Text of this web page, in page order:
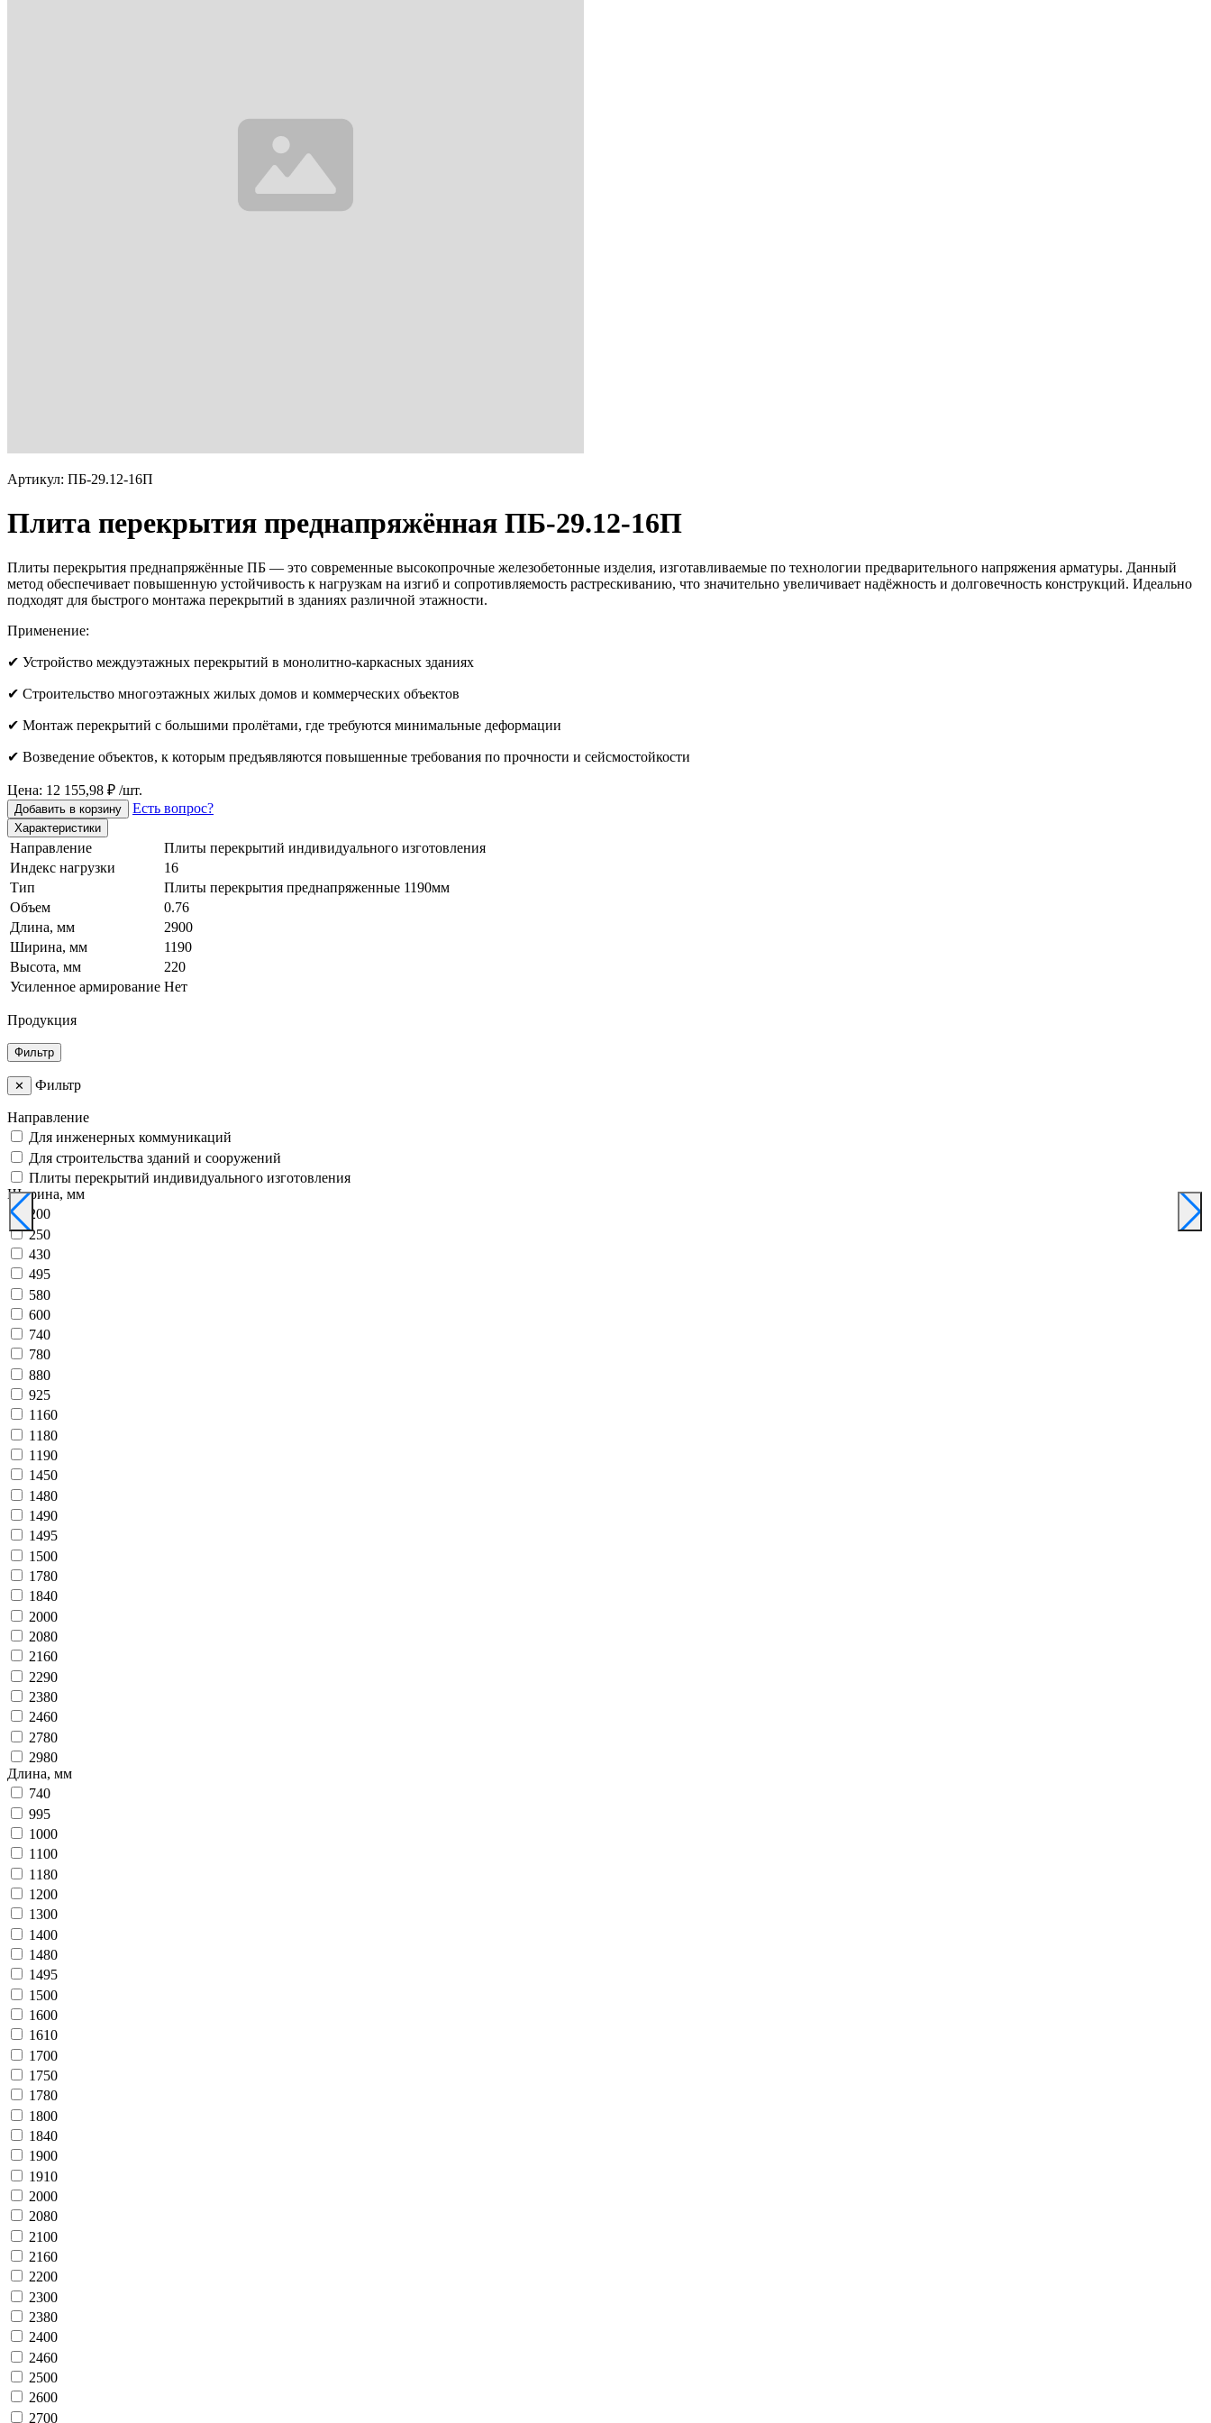
Артикул: ПБ-29.12-16П
Плита перекрытия преднапряжённая ПБ-29.12-16П
Плиты перекрытия преднапряжённые ПБ — это современные высокопрочные железобетонные изделия, изготавливаемые по технологии предварительного напряжения арматуры. Данный
метод обеспечивает повышенную устойчивость к нагрузкам на изгиб и сопротивляемость растрескиванию, что значительно увеличивает надёжность и долговечность конструкций. Идеально
подходят для быстрого монтажа перекрытий в зданиях различной этажности.
Применение:
✔ Устройство междуэтажных перекрытий в монолитно-каркасных зданиях
✔ Строительство многоэтажных жилых домов и коммерческих объектов
✔ Монтаж перекрытий с большими пролётами, где требуются минимальные деформации
✔ Возведение объектов, к которым предъявляются повышенные требования по прочности и сейсмостойкости
Цена: 12 155,98 ₽ /шт.
Добавить в корзину Есть вопрос?
Характеристики
Направление
Плиты перекрытий индивидуального изготовления
Индекс нагрузки
16
Тип
Плиты перекрытия преднапряженные 1190мм
Объем
0.76
Длина, мм
2900
Ширина, мм
1190
Высота, мм
220
Усиленное армирование Нет
Продукция
Фильтр
✕ Фильтр
Направление
Для инженерных коммуникаций
Для строительства зданий и сооружений
Плиты перекрытий индивидуального изготовления
Ширина, мм
200
250
430
495
580
600
740
780
880
925
1160
1180
1190
1450
1480
1490
1495
1500
1780
1840
2000
2080
2160
2290
2380
2460
2780
2980
Длина, мм
740
995
1000
1100
1180
1200
1300
1400
1480
1495
1500
1600
1610
1700
1750
1780
1800
1840
1900
1910
2000
2080
2100
2160
2200
2300
2380
2400
2460
2500
2600
2700